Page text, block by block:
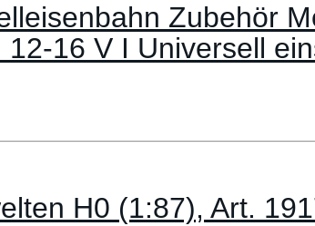
Zubehör
16 V I Universell
H0 (1:87), Art.